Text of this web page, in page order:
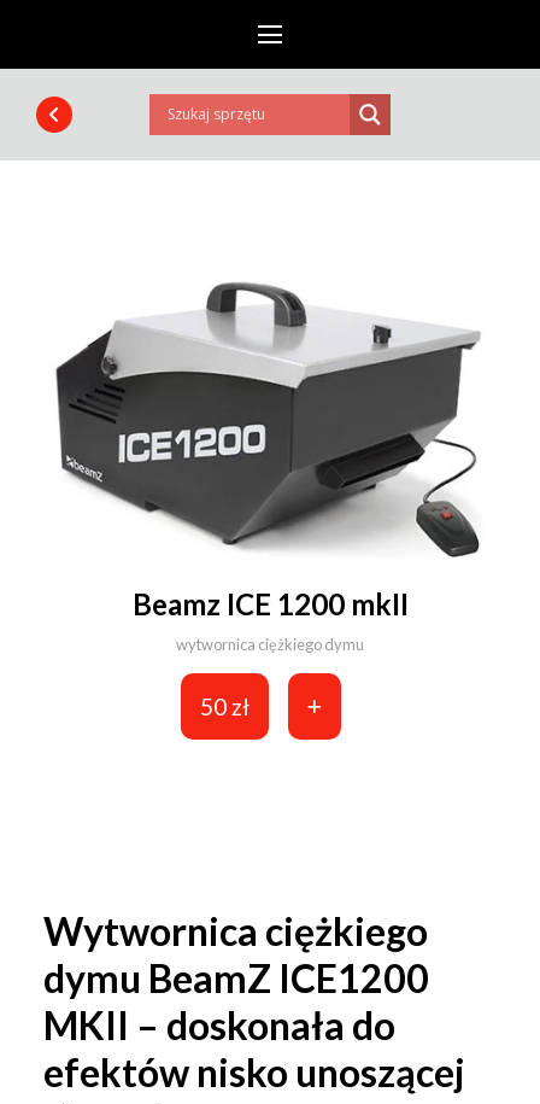
Beamz ICE 1200 mkII
wytwornica ciężkiego dymu
50 zł
Wytwornica ciężkiego
dymu BeamZ ICE1200
MKII – doskonała do
efektów nisko unoszącej